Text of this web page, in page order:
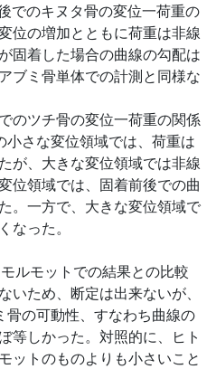
でのキヌタ骨の変位一荷重の
位の増加とともに荷重は非線
固着した場合の曲線の勾配は
ブミ骨単体での計測と同様な
のツチ骨の変位一荷重の関係
さな変位領域では、荷重は
が、大きな変位領域では非線
位領域では、固着前後での曲
。一方で、大きな変位領域で
なった。
ルモットでの結果との比較
ため、断定は出来ないが、
の可動性、すなわち曲線の
等しかった。対照的に、ヒト
ットのものよりも小さいこと